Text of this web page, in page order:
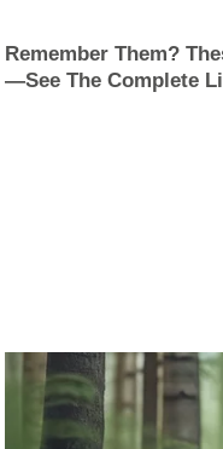
Remember Them?
—See The Complete